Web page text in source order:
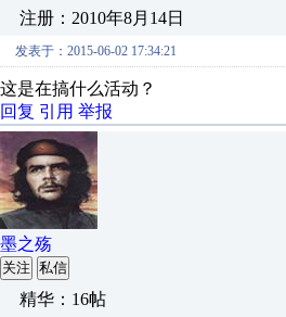
注册：2010年8月14日
发表于：2015-06-02 17:34:21
这是在搞什么活动？
回复 引用 举报
墨之殇
关注 私信
精华：16帖